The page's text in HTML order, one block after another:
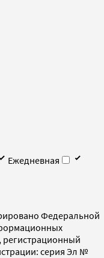
Ежедневная
Федеральной
регистрационный
серия Эл №